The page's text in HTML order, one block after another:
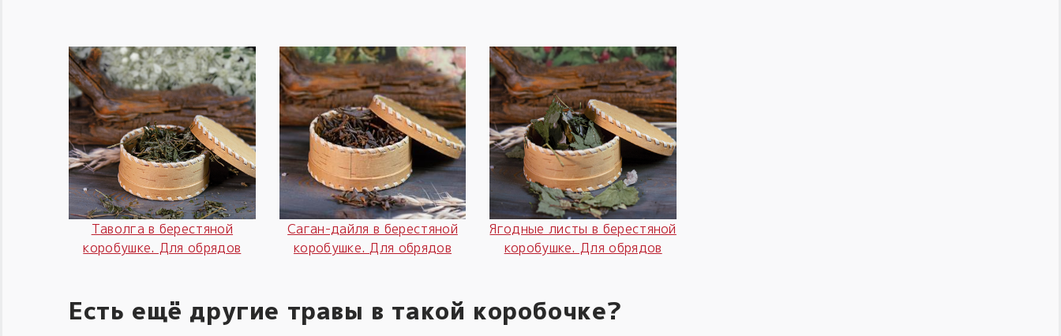
Таволга в берестяной
коробушке. Для обрядов
Саган-дайля в берестяной
коробушке. Для обрядов
Ягодные листы в берестяной
коробушке. Для обрядов
Есть ещё другие травы в такой коробочке?